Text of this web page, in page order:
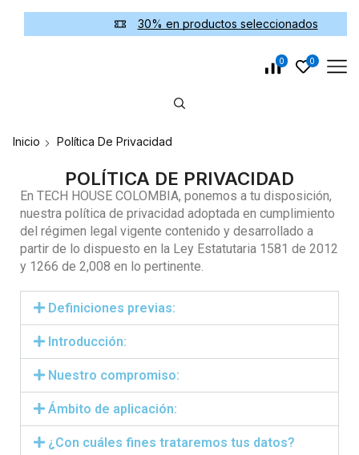
30% en productos seleccionados
0 0
Inicio Política De Privacidad
POLÍTICA DE PRIVACIDAD
En TECH HOUSE COLOMBIA, ponemos a tu disposición,
nuestra política de privacidad adoptada en cumplimiento
del régimen legal vigente contenido y desarrollado a
partir de lo dispuesto en la Ley Estatutaria 1581 de 2012
y 1266 de 2,008 en lo pertinente.
Definiciones previas:
Introducción:
Nuestro compromiso:
Ámbito de aplicación:
¿Con cuáles fines trataremos tus datos?